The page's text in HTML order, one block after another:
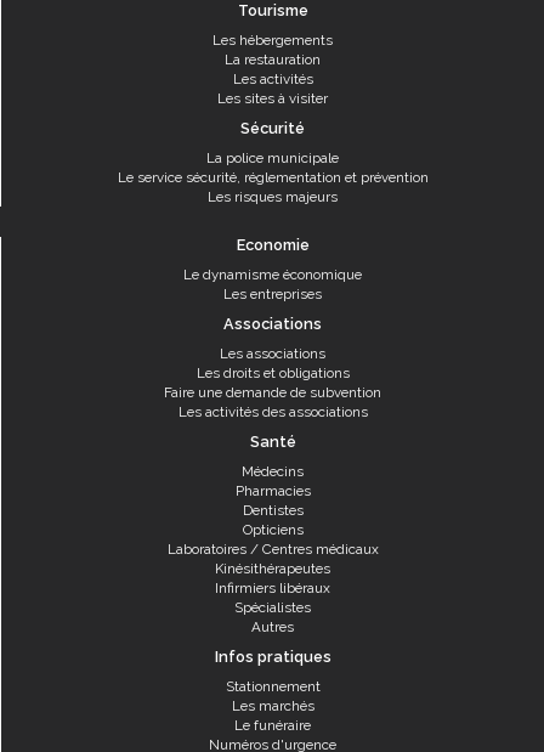
Tourisme
Les hébergements
La restauration
Les activités
Les sites à visiter
Sécurité
La police municipale
Le service sécurité, réglementation et prévention
Les risques majeurs
Economie
Le dynamisme économique
Les entreprises
Associations
Les associations
Les droits et obligations
Faire une demande de subvention
Les activités des associations
Santé
Médecins
Pharmacies
Dentistes
Opticiens
Laboratoires / Centres médicaux
Kinésithérapeutes
Infirmiers libéraux
Spécialistes
Autres
Infos pratiques
Stationnement
Les marchés
Le funéraire
Numéros d'urgence